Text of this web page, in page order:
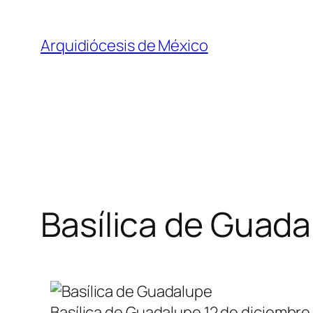
contenido
Arquidiócesis de México
Basílica de